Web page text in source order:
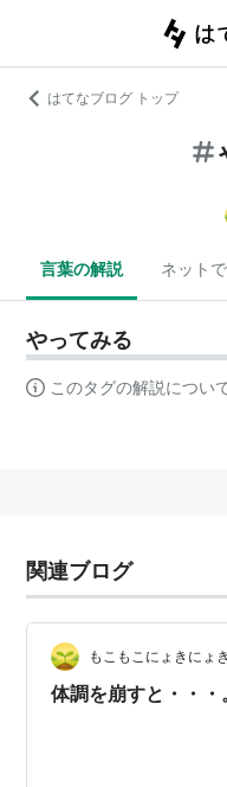
はてなブログ トップ
言葉の解説 ネット
やってみる
このタグの解説につい
関連ブログ
もこもこにょきにょ
体調を崩すと・・・